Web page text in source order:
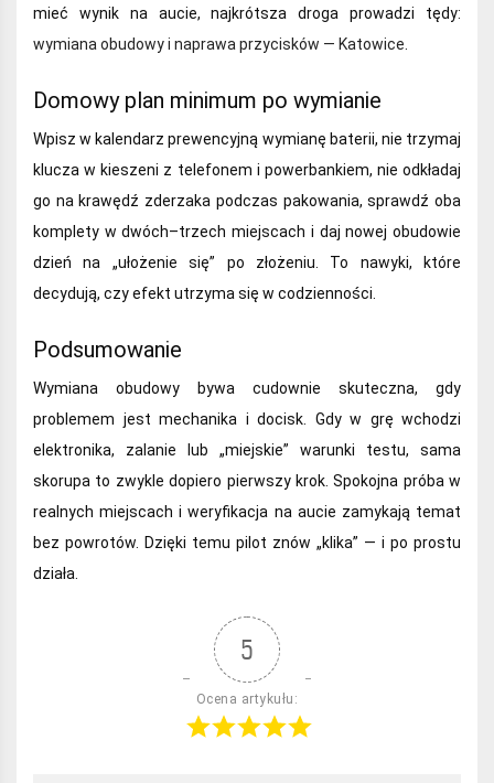
mieć wynik na aucie, najkrótsza droga prowadzi tędy:
wymiana obudowy i naprawa przycisków — Katowice
Domowy plan minimum po wymianie
Wpisz w kalendarz prewencyjną wymianę baterii, nie trzymaj
klucza w kieszeni z telefonem i powerbankiem, nie odkładaj
go na krawędź zderzaka podczas pakowania, sprawdź oba
komplety w dwóch–trzech miejscach i daj nowej obudowie
dzień na „ułożenie się” po złożeniu. To nawyki, które
decydują, czy efekt utrzyma się w codzienności.
Podsumowanie
Wymiana obudowy bywa cudownie skuteczna, gdy
problemem jest mechanika i docisk. Gdy w grę wchodzi
elektronika, zalanie lub „miejskie” warunki testu, sama
skorupa to zwykle dopiero pierwszy krok. Spokojna próba w
realnych miejscach i weryfikacja na aucie zamykają temat
bez powrotów. Dzięki temu pilot znów „klika” — i po prostu
działa.
5
Ocena artykułu: